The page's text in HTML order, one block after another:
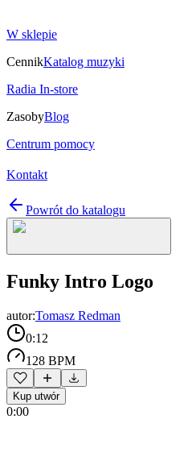
W sklepie
CennikKatalog muzyki
Radia In-store
ZasobyBlog
Centrum pomocy
Kontakt
Powrót do katalogu
Funky Intro Logo
autor:Tomasz Redman
0:12
128 BPM
Kup utwór
0:00